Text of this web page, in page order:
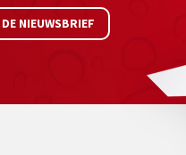
NIEUWSBRIEF